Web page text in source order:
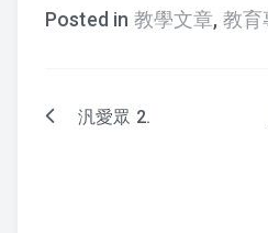
2018 活動照片
Posted in 教學文章, 教育
Post汎愛眾 2.